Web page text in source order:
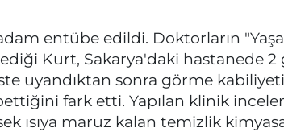
entübe edildi. Doktorların
Kurt, Sakarya'daki hastanede 2
uyandıktan sonra görme
fark etti. Yapılan klinik
ısıya maruz kalan temizlik